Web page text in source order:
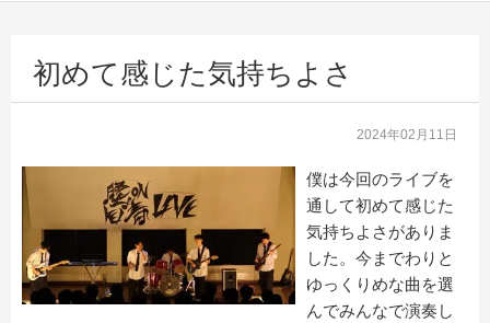
初めて感じた気持ちよさ
2024年02月11日
僕は今回のライブを
通して初めて感じた
気持ちよさがありま
した。今までわりと
ゆっくりめな曲を選
んでみんなで演奏し